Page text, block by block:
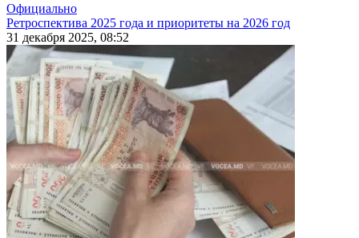
Официально
Ретроспектива 2025 года и приоритеты на 2026 год
31 декабря 2025, 08:52